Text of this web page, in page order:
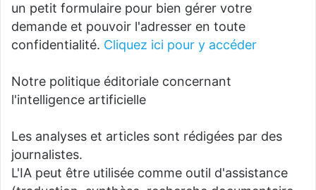
un petit formulaire pour bien gérer votre
demande et pouvoir l'adresser en toute
confidentialité. Cliquez ici pour y accéder
Notre politique éditoriale concernant
l'intelligence artificielle
Les analyses et articles sont rédigées par des
journalistes.
L'IA peut être utilisée comme outil d'assistance